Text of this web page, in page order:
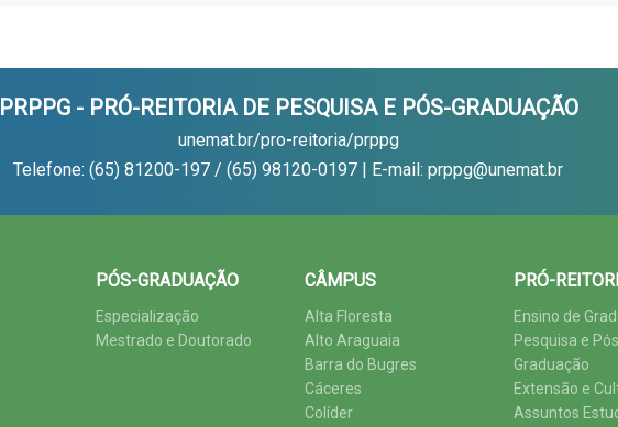
PRPPG - PRÓ-REITORIA DE PESQUISA E PÓS-GRADUAÇÃO
unemat.br/pro-reitoria/prppg
Telefone: (65) 81200-197 / (65) 98120-0197 | E-mail: prppg@unemat.br
PÓS-GRADUAÇÃO
Especialização
Mestrado e Doutorado
CÂMPUS
Alta Floresta
Alto Araguaia
Barra do Bugres
Cáceres
Colíder
PRÓ-
Ensino de
Pesquisa e
Graduação
Extensão e
Assuntos